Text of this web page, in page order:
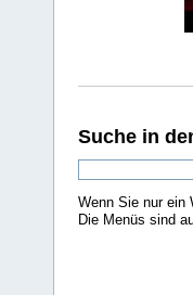
Suche in
Wenn Sie nur ein
Die Menüs sind